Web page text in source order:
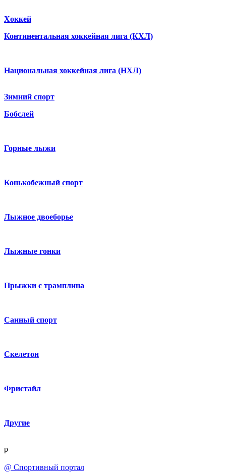
Хоккей
Континентальная хоккейная лига (КХЛ)
Национальная хоккейная лига (НХЛ)
Зимний спорт
Бобслей
Горные лыжи
Конькобежный спорт
Лыжное двоеборье
Лыжные гонки
Прыжки с трамплина
Санный спорт
Скелетон
Фристайл
Другие
p
@ Спортивный портал